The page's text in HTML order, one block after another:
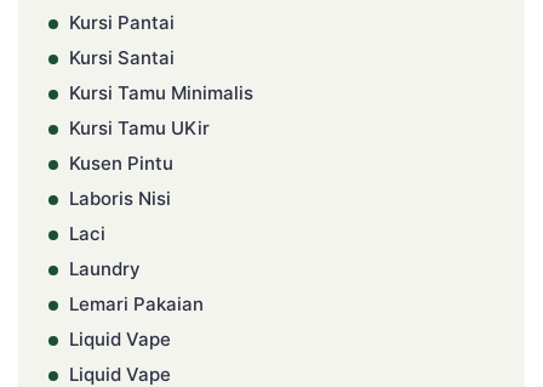
Kursi Pantai
Kursi Santai
Kursi Tamu Minimalis
Kursi Tamu UKir
Kusen Pintu
Laboris Nisi
Laci
Laundry
Lemari Pakaian
Liquid Vape
Liquid Vape